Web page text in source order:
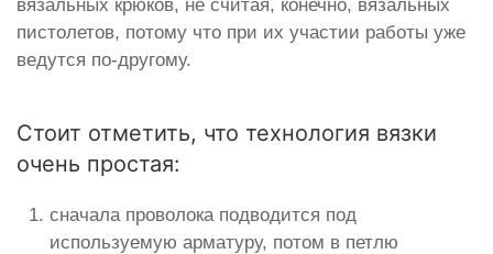
вязальных крюков, не считая, конечно, вязальных
пистолетов, потому что при их участии работы уже
ведутся по-другому.
Стоит отметить, что технология вязки
очень простая:
сначала проволока подводится под
используемую арматуру, потом в петлю